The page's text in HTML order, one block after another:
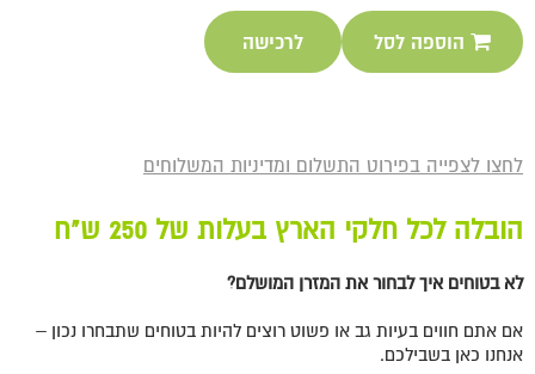
הוספה לסל לרכישה
לחצו לצפייה בפירוט התשלום ומדיניות המשלוחים
הובלה לכל חלקי הארץ בעלות של 250 ש"ח
לא בטוחים איך לבחור את המזרן המושלם?
אם אתם חווים בעיות גב או פשוט רוצים להיות בטוחים שתבחרו נכון –
אנחנו כאן בשבילכם.